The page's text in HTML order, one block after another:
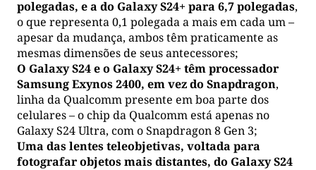
polegadas, e a do Galaxy S24+ para 6,7 polegadas,
o que representa 0,1 polegada a mais em cada um –
apesar da mudança, ambos têm praticamente as
mesmas dimensões de seus antecessores;
O Galaxy S24 e o Galaxy S24+ têm processador
Samsung Exynos 2400, em vez do Snapdragon,
linha da Qualcomm presente em boa parte dos
celulares – o chip da Qualcomm está apenas no
Galaxy S24 Ultra, com o Snapdragon 8 Gen 3;
Uma das lentes teleobjetivas, voltada para
fotografar objetos mais distantes, do Galaxy S24